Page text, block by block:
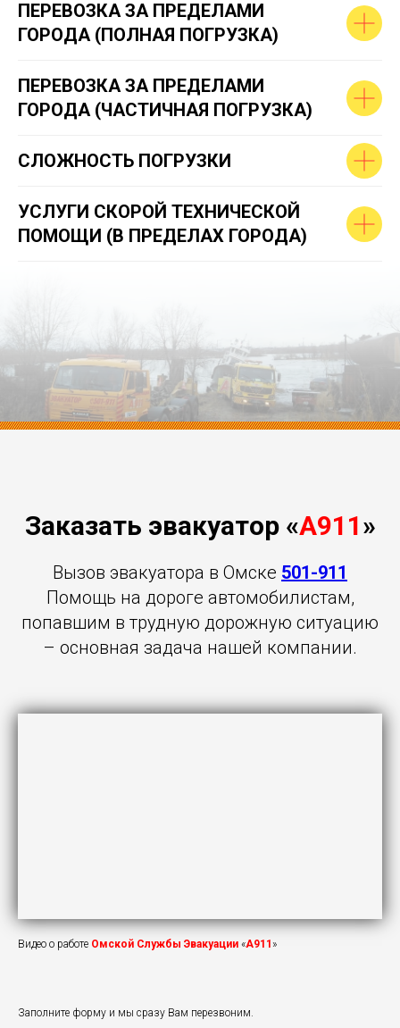
ПЕРЕВОЗКА ЗА ПРЕДЕЛАМИ
ГОРОДА (ПОЛНАЯ ПОГРУЗКА)
ПЕРЕВОЗКА ЗА ПРЕДЕЛАМИ
ГОРОДА (ЧАСТИЧНАЯ ПОГРУЗКА)
СЛОЖНОСТЬ ПОГРУЗКИ
УСЛУГИ СКОРОЙ ТЕХНИЧЕСКОЙ
ПОМОЩИ (В ПРЕДЕЛАХ ГОРОДА)
Заказать эвакуатор «А911»
Вызов эвакуатора в Омске 501-911
Помощь на дороге автомобилистам,
попавшим в трудную дорожную ситуацию
– основная задача нашей компании.
Видео о работе Омской Службы Эвакуации «А911 »
Заполните форму и мы сразу Вам перезвоним.